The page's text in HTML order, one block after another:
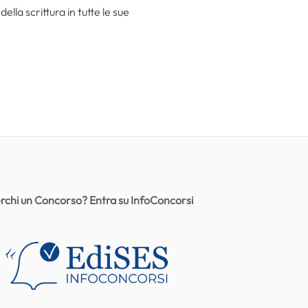
scrittura in tutte le sue
un Concorso? Entra su InfoConcorsi